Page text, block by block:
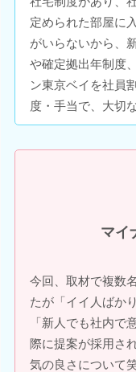
定められた部屋に
がいらないから、
や確定拠出年制度
ン東京ベイを社員
度・手当で、大切
マイ
今回、取材で複数
たが「イイ人ばか
「新人でも社内で
際に提案が採用さ
気の良さについて